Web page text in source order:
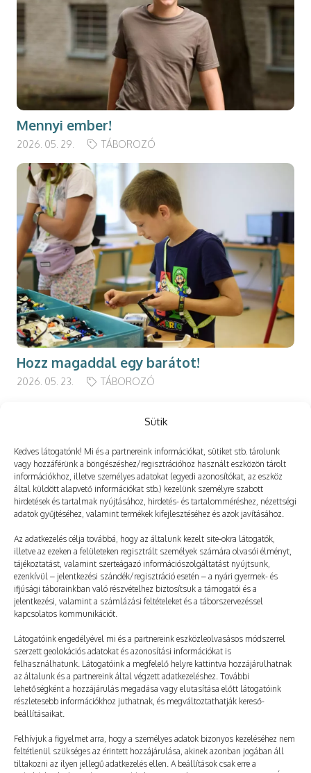
Sütik
Kedves látogatónk! Mi és a partnereink információkat, sütiket stb. tárolunk
vagy hozzáférünk a böngészéshez/regisztrációhoz használt eszközön tárolt
információkhoz, illetve személyes adatokat (egyedi azonosítókat, az eszköz
által küldött alapvető információkat stb.) kezelünk személyre szabott
hirdetések és tartalmak nyújtásához, hirdetés- és tartalomméréshez, nézettségi
adatok gyűjtéséhez, valamint termékek kifejlesztéséhez és azok javításához.
Az adatkezelés célja továbbá, hogy az általunk kezelt site-okra látogatók,
illetve az ezeken a felületeken regisztrált személyek számára olvasói élményt,
tájékoztatást, valamint szerteágazó információszolgáltatást nyújtsunk,
ezenkívül – jelentkezési szándék/regisztráció esetén – a nyári gyermek- és
ifjúsági táborainkban való részvételhez biztosítsuk a támogatói és a
jelentkezési, valamint a számlázási feltételeket és a táborszervezéssel
kapcsolatos kommunikációt.
Látogatóink engedélyével mi és a partnereink eszközleolvasásos módszerrel
szerzett geolokációs adatokat és azonosítási információkat is
felhasználhatunk. Látogatóink a megfelelő helyre kattintva hozzájárulhatnak
az általunk és a partnereink által végzett adatkezeléshez. További
lehetőségként a hozzájárulás megadása vagy elutasítása előtt látogatóink
részletesebb információkhoz juthatnak, és megváltoztathatják kereső-
beállításaikat.
Felhívjuk a figyelmet arra, hogy a személyes adatok bizonyos kezeléséhez nem
feltétlenül szükséges az érintett hozzájárulása, akinek azonban jogában áll
tiltakozni az ilyen jellegű adatkezelés ellen. A beállítások csak erre a
Mennyi ember!
2026. 05. 29. TÁBOROZÓ
Hozz magaddal egy barátot!
2026. 05. 23. TÁBOROZÓ
Még több
Jövőre ugyanitt tali!
2025. 03. 20.